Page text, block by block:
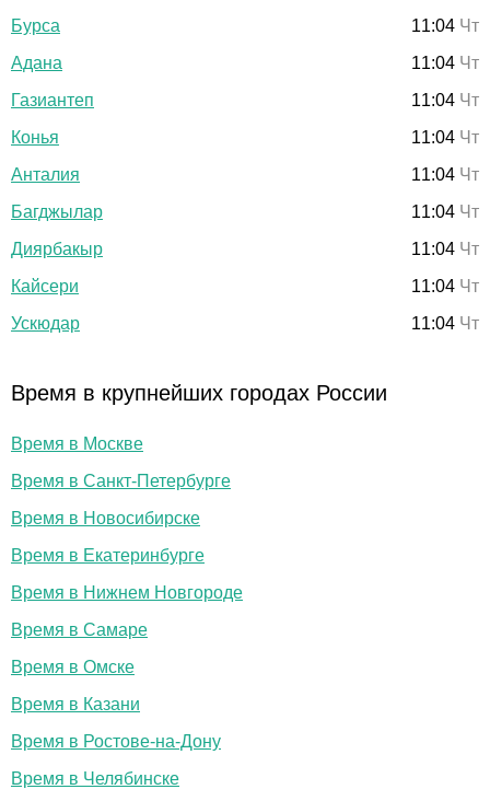
Бурса
11:04 Чт
Адана
11:04 Чт
Газиантеп
11:04 Чт
Конья
11:04 Чт
Анталия
11:04 Чт
Багджылар
11:04 Чт
Диярбакыр
11:04 Чт
Кайсери
11:04 Чт
Ускюдар
11:04 Чт
Время в крупнейших городах России
Время в Москве
Время в Санкт-Петербурге
Время в Новосибирске
Время в Екатеринбурге
Время в Нижнем Новгороде
Время в Самаре
Время в Омске
Время в Казани
Время в Ростове-на-Дону
Время в Челябинске